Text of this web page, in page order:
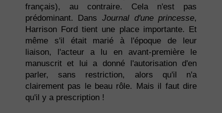
français), au contraire. Cela n'est pas
prédominant. Dans Journal d'une princesse,
Harrison Ford tient une place importante. Et
même s'il était marié à l'époque de leur
liaison, l'acteur a lu en avant-première le
manuscrit et lui a donné l'autorisation d'en
parler, sans restriction, alors qu'il n'a
clairement pas le beau rôle. Mais il faut dire
qu'il y a prescription !